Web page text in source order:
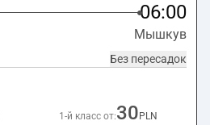
06:00
Мышкув
Без пересадок
1-й класс от:30 PLN